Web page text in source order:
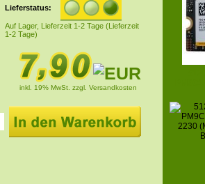
Lieferstatus:
Auf Lager, Lieferzeit 1-2 Tage (Lieferzeit
1-2 Tage)
inkl. 19% MwSt. zzgl. Versandkosten